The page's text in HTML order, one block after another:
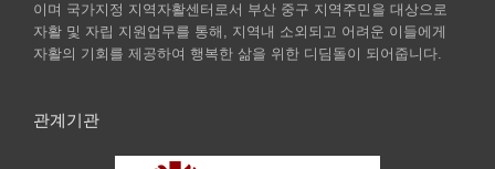
이며 국가지정 지역자활센터로서 부산 중구 지역주민을 대상으로
자활 및 자립 지원업무를 통해, 지역내 소외되고 어려운 이들에게
자활의 기회를 제공하여 행복한 삶을 위한 디딤돌이 되어줍니다.
관계기관